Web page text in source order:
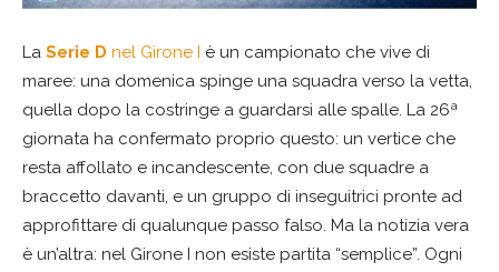
La Serie D nel Girone I è un campionato che vive di
maree: una domenica spinge una squadra verso la vetta,
quella dopo la costringe a guardarsi alle spalle. La 26ª
giornata ha confermato proprio questo: un vertice che
resta affollato e incandescente, con due squadre a
braccetto davanti, e un gruppo di inseguitrici pronte ad
approfittare di qualunque passo falso. Ma la notizia vera
è un’altra: nel Girone I non esiste partita “semplice”. Ogni